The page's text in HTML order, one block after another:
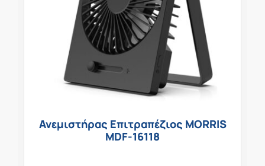
Ανεμιστήρας Επιτραπέζιος MORRIS
MDF-16118